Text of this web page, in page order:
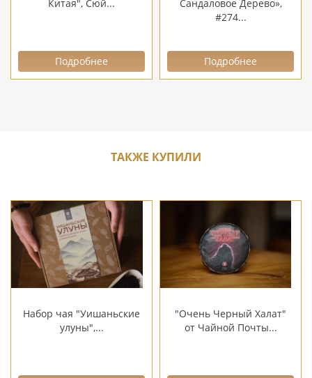
Китая", Сюй...
Подробнее
Сандаловое Дерево»,
#274...
Подробнее
ТАКЖЕ КУПИЛИ
Набор чая "Уишаньские
улуны",...
"Очень Черный Халат"
от Чайной Почты...